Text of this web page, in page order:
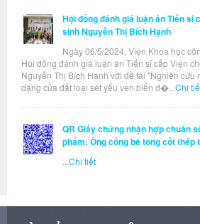
Hội đồng đánh giá luận án Tiến sĩ
sinh Nguyễn Thị Bích Hạnh
Ngày 06/5/2024, Viện Khoa học
Hội đồng đánh giá luận án Tiến sĩ cấp Viện
Nguyễn Thị Bích Hạnh với đề tài "Nghiên cứu
dạng của đất loại sét yếu ven biển đ�... Chi
QR Giấy chứng nhận hợp chuẩn
phẩm: Ống cống bê tông cốt thép
Chi tiết